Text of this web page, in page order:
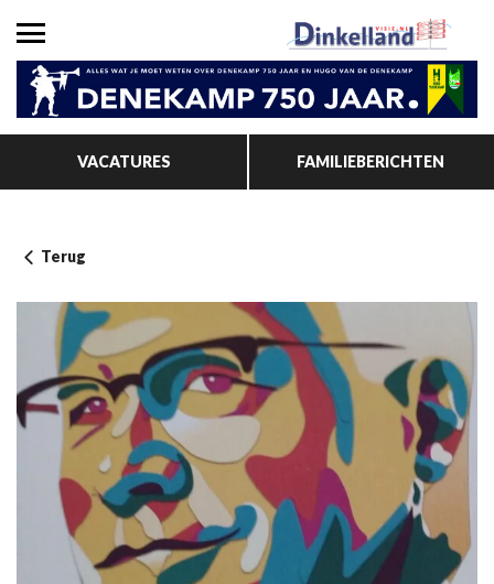
VACATURES FAMILIEBERICHTEN
Terug